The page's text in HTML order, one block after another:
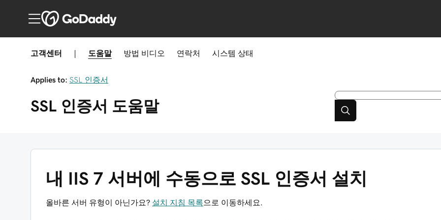
고객센터 도움말 방법 비디오 연락처 시스템 상태
Applies to: SSL 인증서
SSL 인증서 도움말
내 IIS 7 서버에 수동으로 SSL 인증서 설치
올바른 서버 유형이 아닌가요? 설치 지침 목록으로 이동하세요.